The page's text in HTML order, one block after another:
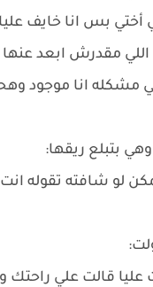
أختي بس انا خايف
مقدرش ابعد عنها
مشكله انا موجود
بتبلع ريقها:
لو شافته تقوله
عليا قالت علي راحتك